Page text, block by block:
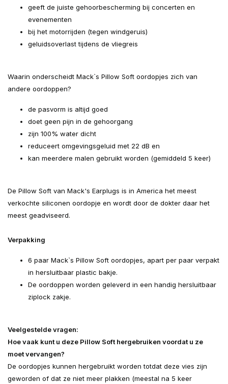
geeft de juiste gehoorbescherming bij concerten en
evenementen
bij het motorrijden (tegen windgeruis)
geluidsoverlast tijdens de vliegreis
Waarin onderscheidt Mack`s Pillow Soft oordopjes zich van
andere oordoppen?
de pasvorm is altijd goed
doet geen pijn in de gehoorgang
zijn 100% water dicht
reduceert omgevingsgeluid met 22 dB en
kan meerdere malen gebruikt worden (gemiddeld 5 keer)
De Pillow Soft van Mack's Earplugs is in America het meest
verkochte siliconen oordopje en wordt door de dokter daar het
meest geadviseerd.
Verpakking
6 paar Mack`s Pillow Soft oordopjes, apart per paar verpakt
in hersluitbaar plastic bakje.
De oordoppen worden geleverd in een handig hersluitbaar
ziplock zakje.
Veelgestelde vragen:
Hoe vaak kunt u deze Pillow Soft hergebruiken voordat u ze
moet vervangen?
De oordopjes kunnen hergebruikt worden totdat deze vies zijn
geworden of dat ze niet meer plakken (meestal na 5 keer